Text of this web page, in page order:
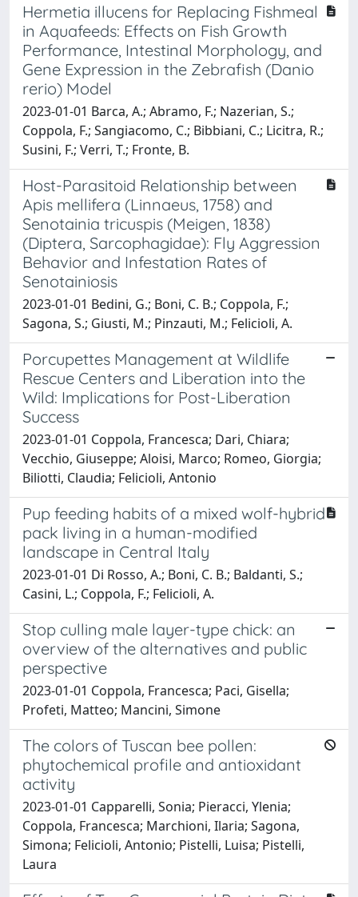
Hermetia illucens for Replacing Fishmeal
in Aquafeeds: Effects on Fish Growth
Performance, Intestinal Morphology, and
Gene Expression in the Zebrafish (Danio
rerio) Model
2023-01-01 Barca, A.; Abramo, F.; Nazerian, S.;
Coppola, F.; Sangiacomo, C.; Bibbiani, C.; Licitra, R.;
Susini, F.; Verri, T.; Fronte, B.
Host-Parasitoid Relationship between
Apis mellifera (Linnaeus, 1758) and
Senotainia tricuspis (Meigen, 1838)
(Diptera, Sarcophagidae): Fly Aggression
Behavior and Infestation Rates of
Senotainiosis
2023-01-01 Bedini, G.; Boni, C. B.; Coppola, F.;
Sagona, S.; Giusti, M.; Pinzauti, M.; Felicioli, A.
Porcupettes Management at Wildlife
Rescue Centers and Liberation into the
Wild: Implications for Post-Liberation
Success
2023-01-01 Coppola, Francesca; Dari, Chiara;
Vecchio, Giuseppe; Aloisi, Marco; Romeo, Giorgia;
Biliotti, Claudia; Felicioli, Antonio
Pup feeding habits of a mixed wolf-hybrid
pack living in a human-modified
landscape in Central Italy
2023-01-01 Di Rosso, A.; Boni, C. B.; Baldanti, S.;
Casini, L.; Coppola, F.; Felicioli, A.
Stop culling male layer-type chick: an
overview of the alternatives and public
perspective
2023-01-01 Coppola, Francesca; Paci, Gisella;
Profeti, Matteo; Mancini, Simone
The colors of Tuscan bee pollen:
phytochemical profile and antioxidant
activity
2023-01-01 Capparelli, Sonia; Pieracci, Ylenia;
Coppola, Francesca; Marchioni, Ilaria; Sagona,
Simona; Felicioli, Antonio; Pistelli, Luisa; Pistelli,
Laura